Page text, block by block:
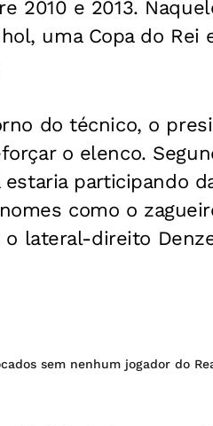
2010 e 2013.
uma Copa do Rei
do técnico, o
o elenco.
participando
como o
o lateral-direito
sem nenhum jogador do